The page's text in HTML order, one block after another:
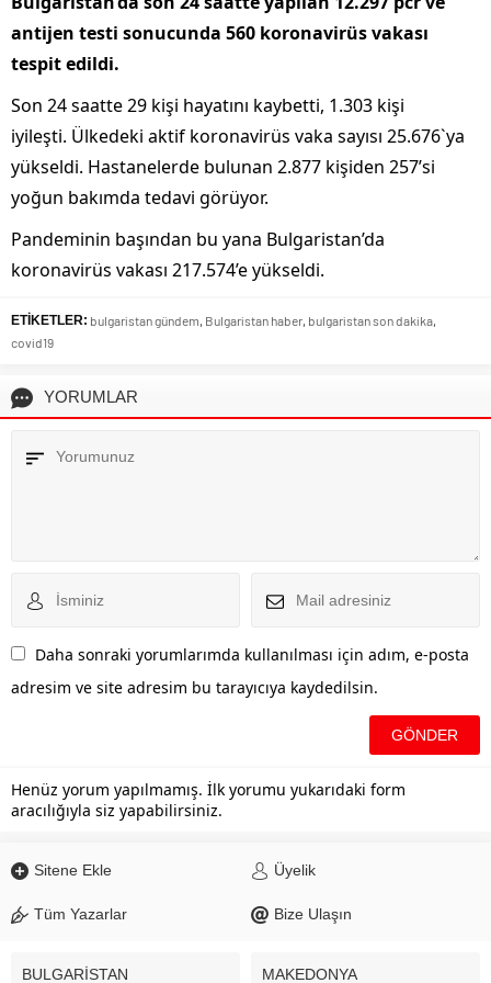
antijen testi sonucunda 560 koronavirüs vakası
tespit edildi.
Son 24 saatte 29 kişi hayatını kaybetti, 1.303 kişi
iyileşti. Ülkedeki aktif koronavirüs vaka sayısı 25.676`ya
yükseldi. Hastanelerde bulunan 2.877 kişiden 257’si
yoğun bakımda tedavi görüyor.
Pandeminin başından bu yana Bulgaristan’da
koronavirüs vakası 217.574’e yükseldi.
ETİKETLER: bulgaristan gündem, Bulgaristan haber, bulgaristan son dakika,
covid19
YORUMLAR
Daha sonraki yorumlarımda kullanılması için adım, e-posta
adresim ve site adresim bu tarayıcıya kaydedilsin.
Henüz yorum yapılmamış. İlk yorumu yukarıdaki form
aracılığıyla siz yapabilirsiniz.
Sitene Ekle Üyelik
Tüm Yazarlar Bize Ulaşın
BULGARİSTAN MAKEDONYA